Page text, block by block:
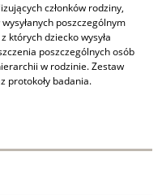
członków rodziny,
poszczególnym
których dziecko wysyła
poszczególnych osób
w rodzinie. Zestaw
protokoły badania.